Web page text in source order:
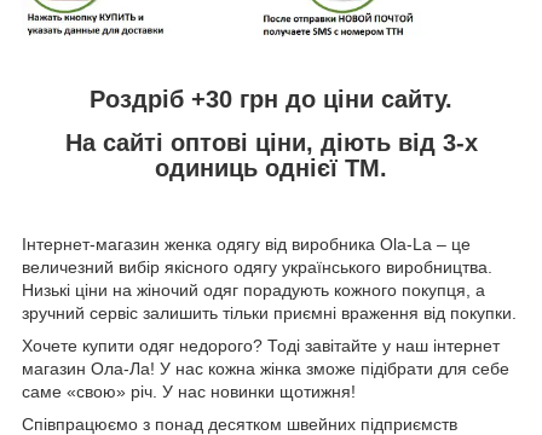
Роздріб +30 грн до ціни сайту.
На сайті оптові ціни, діють від 3-х
одиниць однієї ТМ.
Інтернет-магазин женка одягу від виробника Ola-La – це
величезний вибір якісного одягу українського виробництва.
Низькі ціни на жіночий одяг порадують кожного покупця, а
зручний сервіс залишить тільки приємні враження від покупки.
Хочете купити одяг недорого? Тоді завітайте у наш інтернет
магазин Ола-Ла! У нас кожна жінка зможе підібрати для себе
саме «свою» річ. У нас новинки щотижня!
Співпрацюємо з понад десятком швейних підприємств